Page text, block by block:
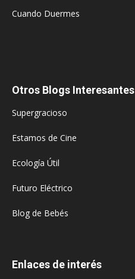
Cuando Duermes
Otros Blogs Interesantes
Supergracioso
Estamos de Cine
Ecología Útil
Futuro Eléctrico
Blog de Bebés
Enlaces de interés